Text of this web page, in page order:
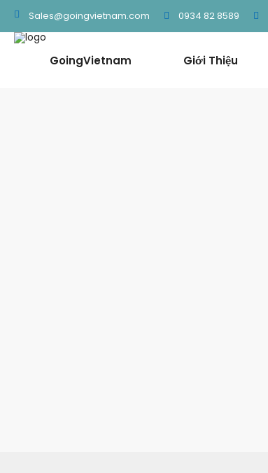
Sales@goingvietnam.com 0934 82 8589
GoingVietnam Giới Thiệu